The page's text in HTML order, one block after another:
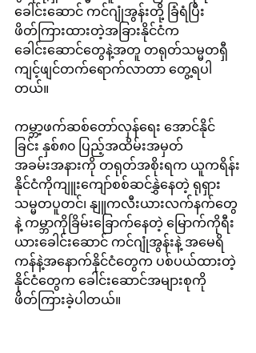
ခေါင်းဆောင် ကင်ဂျုံအွန်းတို့ ခြံရံပြီး
ဖိတ်ကြားထားတဲ့အခြားနိုင်ငံက
ခေါင်းဆောင်တွေနဲ့အတူ တရုတ်သမ္မတရှီ
ကျင့်ဖျင်တက်ရောက်လာတာ တွေ့ရပါ
တယ်။
ကမ္ဘာ့ဖက်ဆစ်တော်လှန်ရေး အောင်နိုင်
ခြင်း နှစ်၈၀ ပြည့်အထိမ်းအမှတ်
အခမ်းအနားကို တရုတ်အစိုးရက ယူကရိန်း
နိုင်ငံကိုကျူးကျော်စစ်ဆင်နွှဲနေတဲ့ ရုရှား
သမ္မတပူတင်၊ နျူကလီးယားလက်နက်တွေ
နဲ့ ကမ္ဘာကိုခြိမ်းခြောက်နေတဲ့ မြောက်ကိုရီး
ယားခေါင်းဆောင် ကင်ဂျုံအွန်းနဲ့ အမေရိ
ကန်နဲ့အနောက်နိုင်ငံတွေက ပစ်ပယ်ထားတဲ့
နိုင်ငံတွေက ခေါင်းဆောင်အများစုကို
ဖိတ်ကြားခဲ့ပါတယ်။